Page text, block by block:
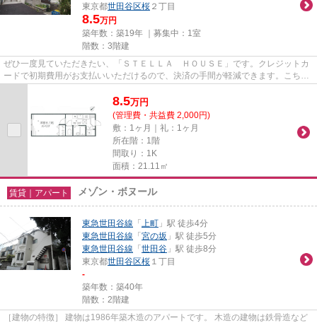
東京都世田谷区桜 ２丁目
8.5万円
築年数：築19年 ｜募集中： 1室
階数：3階建
ぜひ一度見ていただきたい、「ＳＴＥＬＬＡ ＨＯＵＳＥ」です。クレジットカ
ードで初期費用がお支払いいただけるので、決済の手間が軽減できます。こちら
の物件はマンションです。2つ...
8.5万円
(管理費・共益費 2,000円)
敷：1ヶ月｜礼：1ヶ月
所在階：1階
間取り：1K
面積：21.11㎡
賃貸｜アパート メゾン・ボヌール
東急世田谷線 「 上町 」駅 徒歩4分
東急世田谷線 「宮の坂 」駅 徒歩5分
東急世田谷線 「世田谷 」駅 徒歩8分
東京都世田谷区桜 １丁目
-
築年数：築40年
階数：2階建
［建物の特徴］ 建物は1986年築木造のアパートです。 木造の建物は鉄骨造など